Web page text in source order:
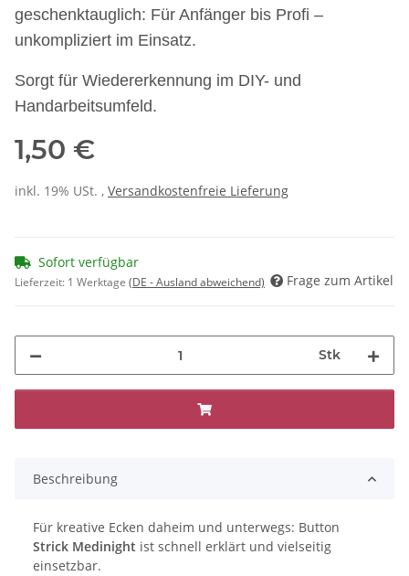
geschenktauglich: Für Anfänger bis Profi –
unkompliziert im Einsatz.
Sorgt für Wiedererkennung im DIY- und
Handarbeitsumfeld.
1,50 €
inkl. 19% USt. , Versandkostenfreie Lieferung
Sofort verfügbar
Lieferzeit: 1 Werktage (DE - Ausland abweichend) Frage zum Artikel
Stk
Beschreibung
Für kreative Ecken daheim und unterwegs: Button
Strick Medinight ist schnell erklärt und vielseitig
einsetzbar.